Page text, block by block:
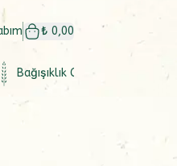
₺ 0,00
Bağışıklık Güçlendirici